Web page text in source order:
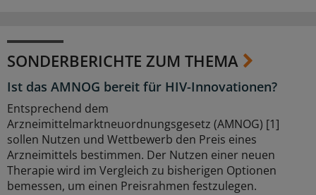
SONDERBERICHTE ZUM THEMA
Ist das AMNOG bereit für HIV-Innovationen?
Entsprechend dem
Arzneimittelmarktneuordnungsgesetz (AMNOG) [1]
sollen Nutzen und Wettbewerb den Preis eines
Arzneimittels bestimmen. Der Nutzen einer neuen
Therapie wird im Vergleich zu bisherigen Optionen
bemessen, um einen Preisrahmen festzulegen.